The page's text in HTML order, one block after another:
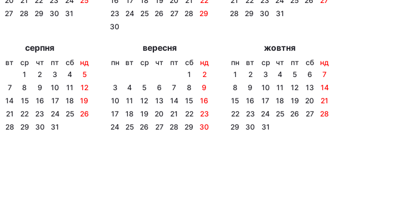
27 28 29 30 31
23
24 25 26 27 28
29
30
28
29 30 31
серпня
вт ср чт пт сб
нд
1
2 3 4
5
7 8 9 10 11
12
14 15 16 17 18
19
21 22 23 24 25
26
28 29 30 31
вересня
пн вт ср чт пт сб
нд
1
2
3
4 5 6 7 8
9
10
11 12 13 14 15
16
17
18 19 20 21 22
23
24
25 26 27 28 29 30
жовтня
пн вт ср чт пт сб
нд
1
2 3 4 5 6
7
8
9 10 11 12 13
14
15
16 17 18 19 20
21
22
23 24 25 26 27
28
29
30 31